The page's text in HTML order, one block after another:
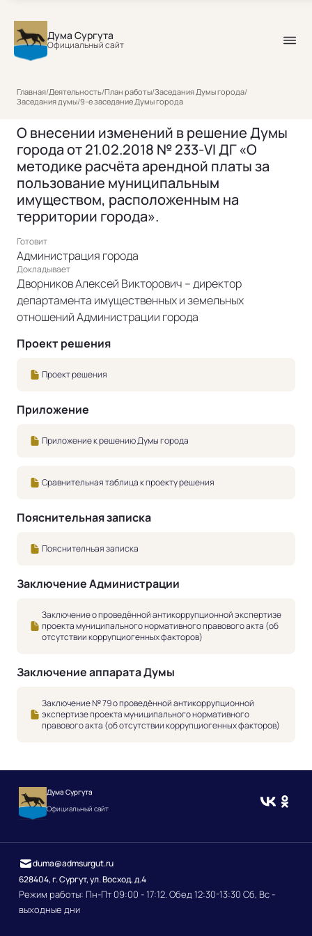
Дума Сургута
Официальный сайт
Главная/Деятельность/План работы/Заседания Думы города/
Заседания думы/9-е заседание Думы города
О внесении изменений в решение Думы
города от 21.02.2018 № 233-VI ДГ «О
методике расчёта арендной платы за
пользование муниципальным
имуществом, расположенным на
территории города».
Готовит
Администрация города
Докладывает
Дворников Алексей Викторович – директор
департамента имущественных и земельных
отношений Администрации города
Проект решения
Проект решения
Приложение
Приложение к решению Думы города
Сравнительная таблица к проекту решения
Пояснительная записка
Пояснителньая записка
Заключение Администрации
Заключение о проведённой антикоррупционной экспертизе
проекта муниципального нормативного правового акта (об
отсутствии коррупциогенных факторов)
Заключение аппарата Думы
Заключение № 79 о проведённой антикоррупционной
экспертизе проекта муниципального нормативного
правового акта (об отсутствии коррупциогенных факторов)
Дума Сургута
Официальный сайт
628404, г. Сургут, ул. Восход, д.4
Режим работы: Пн-Пт 09:00 - 17:12. Обед 12:30-13:30 Сб, Вс -
выходные дни
duma@admsurgut.ru